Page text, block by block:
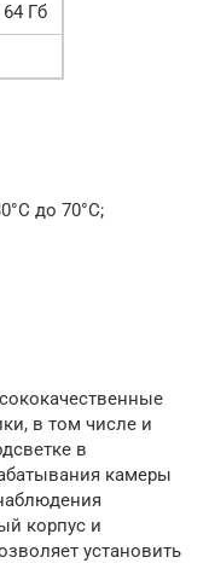
Гб
до 70°C;
в том числе и
в
камеры
корпус и
установить